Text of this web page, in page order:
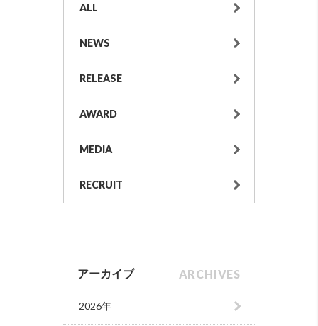
ALL
NEWS
RELEASE
AWARD
MEDIA
RECRUIT
アーカイブ ARCHIVES
2026年